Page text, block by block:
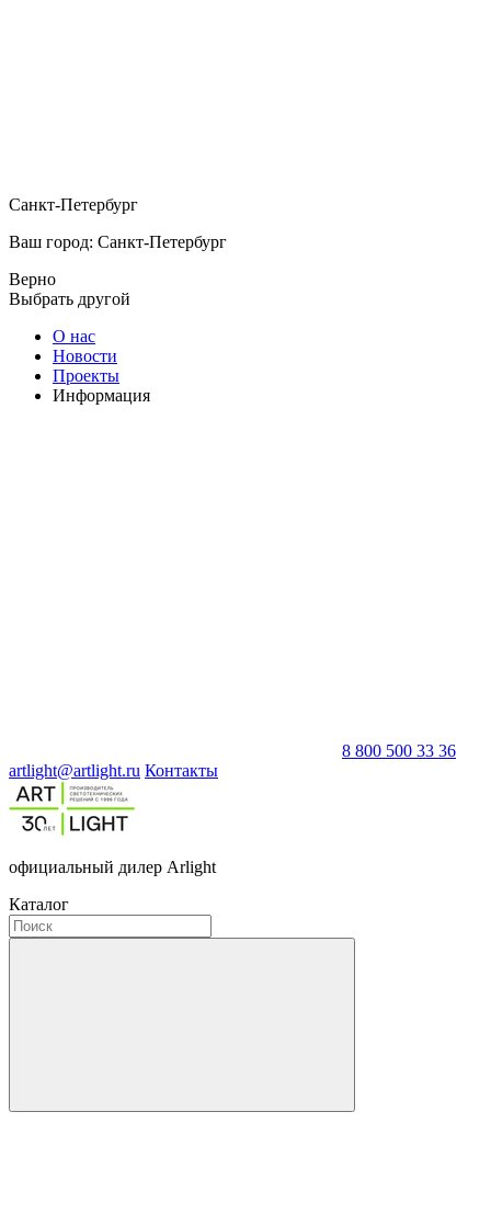
Санкт-Петербург
Ваш город: Санкт-Петербург
Верно
Выбрать другой
О нас
Новости
Проекты
Информация
8 800 500 33 36
artlight@artlight.ru Контакты
официальный дилер Arlight
Каталог